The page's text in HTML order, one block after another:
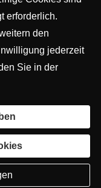
erforderlich.
den
jederzeit
Sie in der